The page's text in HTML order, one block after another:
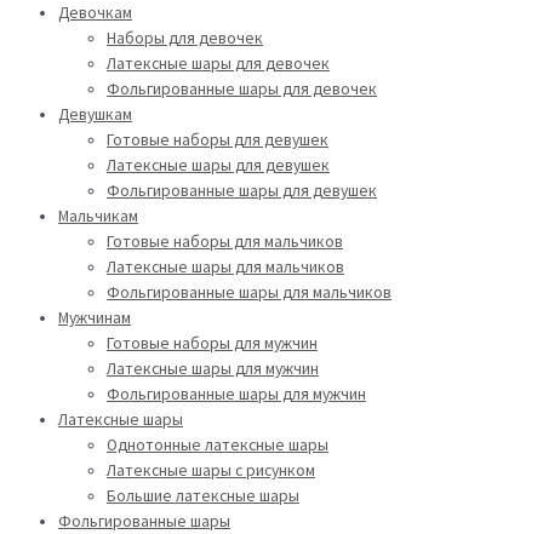
Девочкам
Наборы для девочек
Латексные шары для девочек
Фольгированные шары для девочек
Девушкам
Готовые наборы для девушек
Латексные шары для девушек
Фольгированные шары для девушек
Мальчикам
Готовые наборы для мальчиков
Латексные шары для мальчиков
Фольгированные шары для мальчиков
Мужчинам
Готовые наборы для мужчин
Латексные шары для мужчин
Фольгированные шары для мужчин
Латексные шары
Однотонные латексные шары
Латексные шары с рисунком
Большие латексные шары
Фольгированные шары